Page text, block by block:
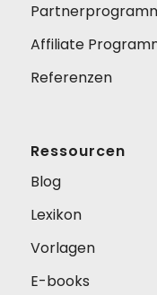
Affiliate
Referenzen
Ressourcen
Blog
Lexikon
Vorlagen
E-books